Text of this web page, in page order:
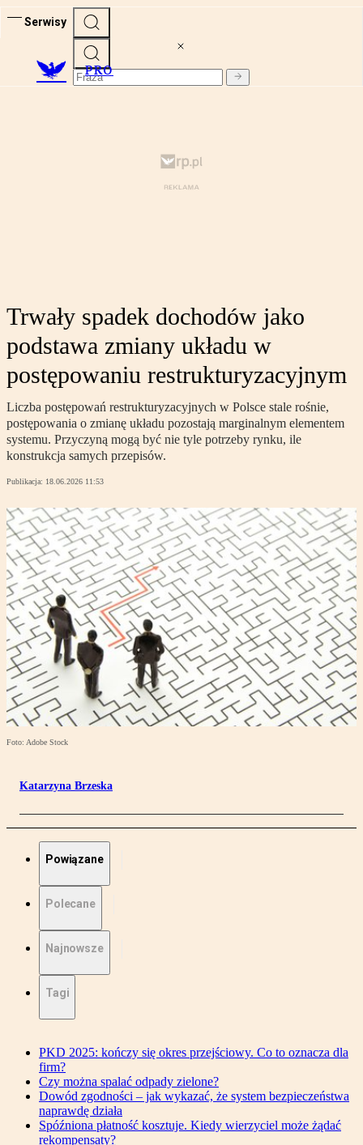
Serwisy
PRO
Trwały spadek dochodów jako
podstawa zmiany układu w
postępowaniu restrukturyzacyjnym
Liczba postępowań restrukturyzacyjnych w Polsce stale rośnie,
postępowania o zmianę układu pozostają marginalnym elementem
systemu. Przyczyną mogą być nie tyle potrzeby rynku, ile
konstrukcja samych przepisów.
Publikacja: 18.06.2026 11:53
Foto: Adobe Stock
Katarzyna Brzeska
Powiązane
Polecane
Najnowsze
Tagi
PKD 2025: kończy się okres przejściowy. Co to oznacza dla
firm?
Czy można spalać odpady zielone?
Dowód zgodności – jak wykazać, że system bezpieczeństwa
naprawdę działa
Spóźniona płatność kosztuje. Kiedy wierzyciel może żądać
rekompensaty?